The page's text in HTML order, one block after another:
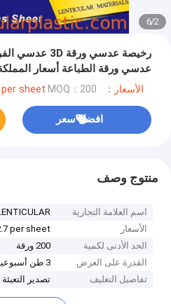
2
/
6
عدسي ورقة الطباعة أسعار
الأسعار：USD 0.01-2.7 per sheet MOQ：200 ورقة
افضل سعر
منتوج وصف
اسم العلامة التجارية
الأسعار
per sheet
الحد الأدنى لكمية
200 ورقة
القدرة على العرض
3 طن أسبوعيا
تفاصيل التغليف
تصدير